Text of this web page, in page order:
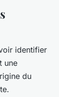
identifier
une
du